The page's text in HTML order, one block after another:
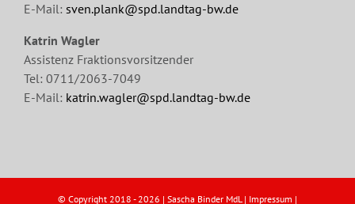
E-Mail: sven.plank@spd.landtag-bw.de
Katrin Wagler
Assistenz Fraktionsvorsitzender
Tel: 0711/2063-7049
E-Mail: katrin.wagler@spd.landtag-bw.de
© Copyright 2018 -2026 | Sascha Binder MdL | Impressum |